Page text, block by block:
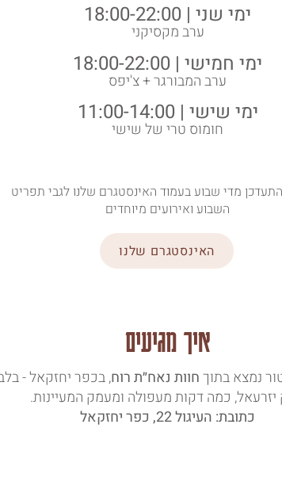
ימי שני | 18:00-22:00
ערב מקסיקני
ימי חמישי | 18:00-22:00
ערב המבורגר + צ'יפס
ימי שישי | 11:00-14:00
חומוס טרי של שישי
מדי שבוע בעמוד האינסטגרם שלנו לגבי תפריט
השבוע ואירועים מיוחדים
האינסטגרם שלנו
איך מגיעים
נמצא בתוךחוות נאח״ת רוח, בכפר יחזקאל -
כמה דקות מעפולה ומעמק המעיינות.
כתובת: העיגול 22, כפר יחזקאל